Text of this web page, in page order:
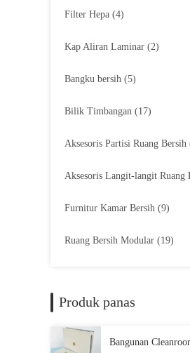
Filter Hepa (4)
Kap Aliran Laminar (2)
Bangku bersih (5)
Bilik Timbangan (17)
Aksesoris Partisi Ruang Bersih
Aksesoris Langit-langit Ruang
Furnitur Kamar Bersih (9)
Ruang Bersih Modular (19)
Produk panas
Bangunan